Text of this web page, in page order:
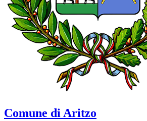
Comune di Aritzo